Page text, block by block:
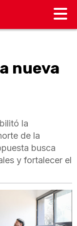
nueva
la
de la
busca
y fortalecer el